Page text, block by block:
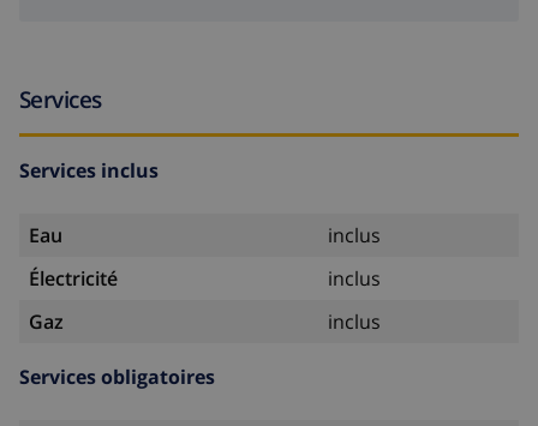
Services
Services inclus
Eau
inclus
Électricité
inclus
Gaz
inclus
Services obligatoires